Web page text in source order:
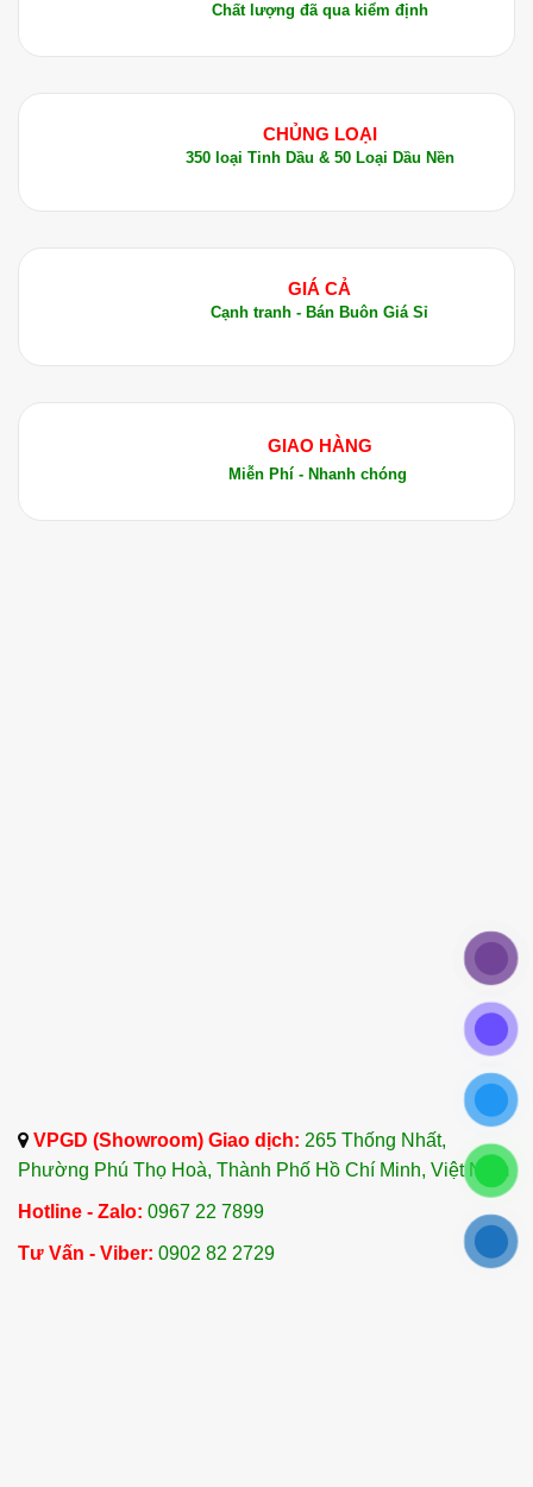
Chất lượng đã qua kiểm định
CHỦNG LOẠI
350 loại Tinh Dầu & 50 Loại Dầu Nền
GIÁ CẢ
Cạnh tranh - Bán Buôn Giá Sỉ
GIAO HÀNG
Miễn Phí - Nhanh chóng
VPGD (Showroom) Giao dịch: 265 Thống Nhất,
Phường Phú Thọ Hoà, Thành Phố Hồ Chí Minh, Việt Nam
Hotline - Zalo: 0967 22 7899
Tư Vấn - Viber: 0902 82 2729